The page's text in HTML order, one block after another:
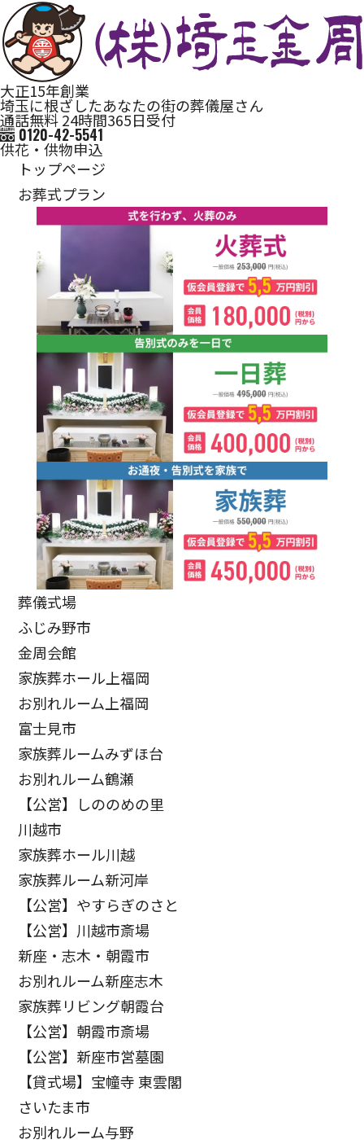
大正15年創業
埼玉に根ざしたあなたの街の葬儀屋さん
通話無料 24時間365日受付
0120-42-5541
供花・供物申込
トップページ
お葬式プラン
葬儀式場
ふじみ野市
金周会館
家族葬ホール上福岡
お別れルーム上福岡
富士見市
家族葬ルームみずほ台
お別れルーム鶴瀬
【公営】しののめの里
川越市
家族葬ホール川越
家族葬ルーム新河岸
【公営】やすらぎのさと
【公営】川越市斎場
新座・志木・朝霞市
お別れルーム新座志木
家族葬リビング朝霞台
【公営】朝霞市斎場
【公営】新座市営墓園
【貸式場】宝幢寺 東雲閣
さいたま市
お別れルーム与野